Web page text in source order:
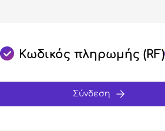
Κωδικός πληρωμής (RF)
Σύνδεση